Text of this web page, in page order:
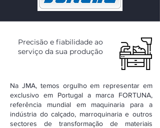
Precisão e fiabilidade ao
serviço da sua produção
Na JMA, temos orgulho em representar em
exclusivo em Portugal a marca FORTUNA,
referência mundial em maquinaria para a
indústria do calçado, marroquinaria e outros
sectores de transformação de materiais